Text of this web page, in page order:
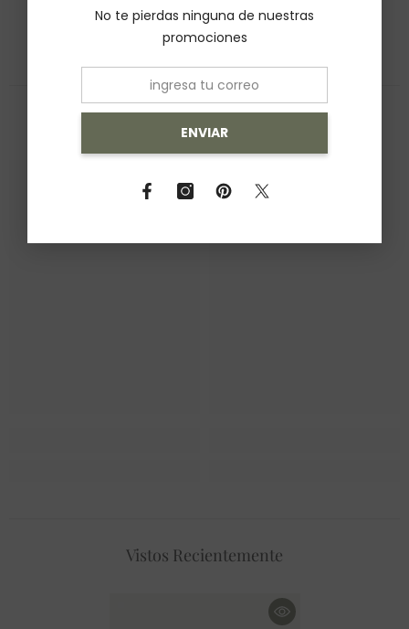
Vistos Recientemente
No te pierdas ninguna de nuestras
promociones
ENVIAR